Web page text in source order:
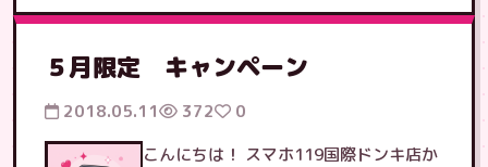
５月限定 キャンペーン
2018.05.11 372
0
こんにちは！ スマホ119国際ドンキ店か